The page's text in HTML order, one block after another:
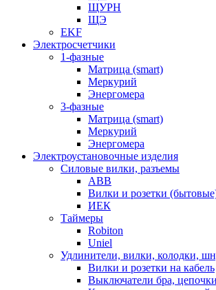
ЩУРН
ЩЭ
EKF
Электросчетчики
1-фазные
Матрица (smart)
Меркурий
Энергомера
3-фазные
Матрица (smart)
Меркурий
Энергомера
Электроустановочные изделия
Силовые вилки, разъемы
ABB
Вилки и розетки
ИЕК
Таймеры
Robiton
Uniel
Удлинители, вилки, колодки,
Вилки и розетки на кабель
Выключатели бра,